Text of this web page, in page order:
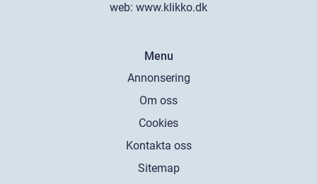
web: www.klikko.dk
Menu
Annonsering
Om oss
Cookies
Kontakta oss
Sitemap